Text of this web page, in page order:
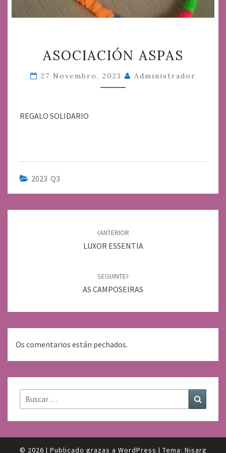
ASPAS
ASOCIACIÓN ASPAS
27 Novembro, 2023 Administrador
REGALO SOLIDARIO
2023 Q3
ANTERIOR
LUXOR ESSENTIA
SEGUINTE
AS CAMPOSEIRAS
Os comentarios están pechados.
Buscar:
© 2026 | Publicado grazas a WordPress | Tema: Nisarg